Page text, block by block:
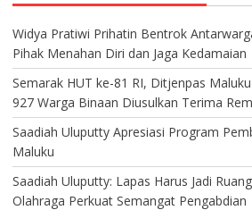
Widya Pratiwi Prihatin Bentrok
Pihak Menahan Diri dan Jaga Kedamaian
Semarak HUT ke-81 RI, Ditjenpas
927 Warga Binaan Diusulkan Terima
Saadiah Uluputty Apresiasi Program
Maluku
Saadiah Uluputty: Lapas Harus Jadi
Olahraga Perkuat Semangat Pengabdian